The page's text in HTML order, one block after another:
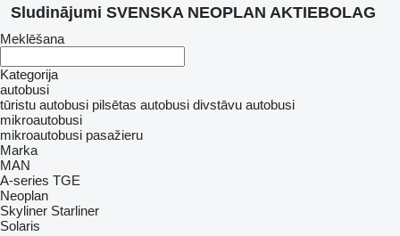
Sludinājumi SVENSKA NEOPLAN AKTIEBOLAG
Meklēšana
Kategorija
autobusi
tūristu autobusi pilsētas autobusi divstāvu autobusi
mikroautobusi
mikroautobusi pasažieru
Marka
MAN
A-series TGE
Neoplan
Skyliner Starliner
Solaris